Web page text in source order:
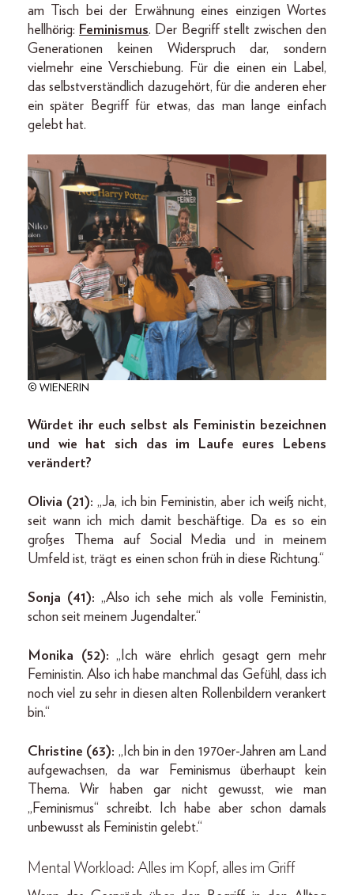
am Tisch bei der Erwähnung eines einzigen Wortes
hellhörig: Feminismus. Der Begriff stellt zwischen den
Generationen keinen Widerspruch dar, sondern
vielmehr eine Verschiebung. Für die einen ein Label,
das selbstverständlich dazugehört, für die anderen eher
ein später Begriff für etwas, das man lange einfach
gelebt hat.
© WIENERIN
Würdet ihr euch selbst als Feministin bezeichnen
und wie hat sich das im Laufe eures Lebens
verändert?
Olivia (21):„Ja, ich bin Feministin, aber ich weiß nicht,
seit wann ich mich damit beschäftige. Da es so ein
großes Thema auf Social Media und in meinem
Umfeld ist, trägt es einen schon früh in diese Richtung.“
Sonja (41): „Also ich sehe mich als volle Feministin,
schon seit meinem Jugendalter.“
Monika (52): „Ich wäre ehrlich gesagt gern mehr
Feministin. Also ich habe manchmal das Gefühl, dass ich
noch viel zu sehr in diesen alten Rollenbildern verankert
bin.“
Christine (63): „Ich bin in den 1970er-Jahren am Land
aufgewachsen, da war Feminismus überhaupt kein
Thema. Wir haben gar nicht gewusst, wie man
„Feminismus“ schreibt. Ich habe aber schon damals
unbewusst als Feministin gelebt.“
Mental Workload: Alles im Kopf, alles im Griff